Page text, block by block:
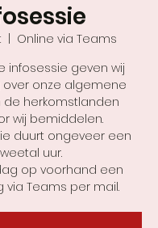
Online via Teams
infosessie geven wij
onze algemene
de herkomstlanden
wij bemiddelen.
duurt ongeveer een
uur.
op voorhand een
via Teams per mail.